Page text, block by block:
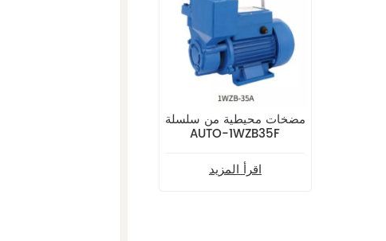
مضخات محيطية من سلسلة
AUTO-1WZB35F
اقرأ المزيد